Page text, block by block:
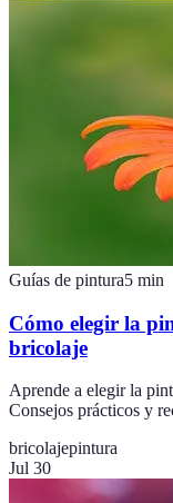
Guías de pintura5 min
Cómo elegir la
bricolaje
Aprende a elegir la
Consejos prácticos y
bricolajepintura
Jul 30